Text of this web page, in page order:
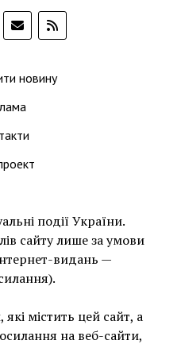
новину
події України.
сайту лише за умови
видань —
які містить цей сайт, а
на веб-сайти,